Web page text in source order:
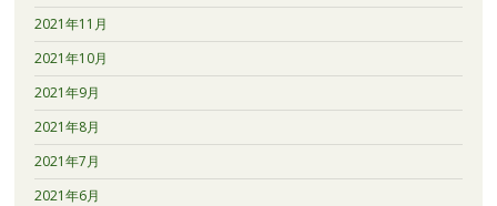
2021年11月
2021年10月
2021年9月
2021年8月
2021年7月
2021年6月